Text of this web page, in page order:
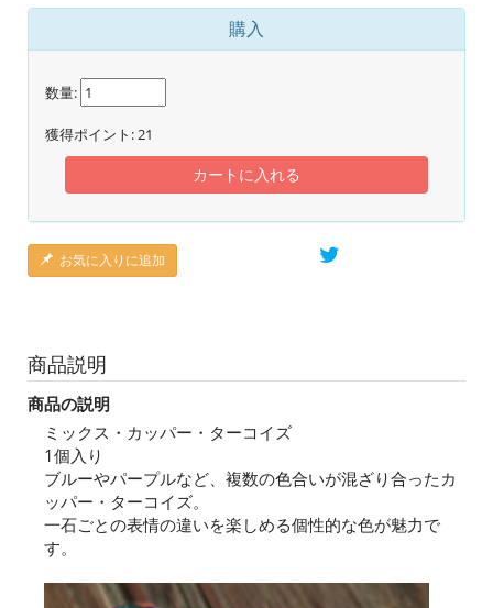
購入
数量:
獲得ポイント:21
カートに入れる
お気に入りに追加
商品説明
商品の説明
ミックス・カッパー・ターコイズ
1個入り
ブルーやパープルなど、複数の色合いが混ざり合ったカ
ッパー・ターコイズ。
一石ごとの表情の違いを楽しめる個性的な色が魅力で
す。